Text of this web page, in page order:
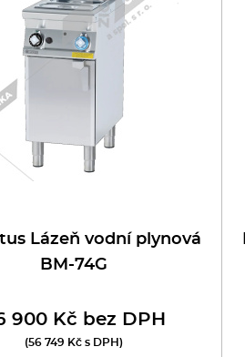
Lázeň vodní plynová
BM-74G
900 Kč bez DPH
(56 749 Kč s DPH)